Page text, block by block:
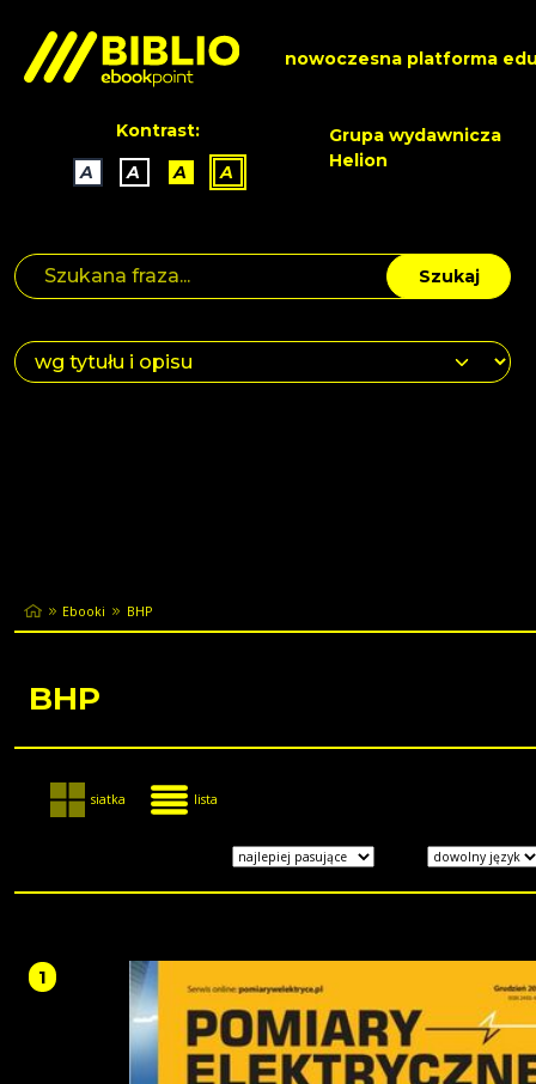
nowoczesna platforma
Kontrast:
A
A A A
Grupa wydawnicza
Helion
Szukaj
Ebooki BHP
BHP
siatka lista
1